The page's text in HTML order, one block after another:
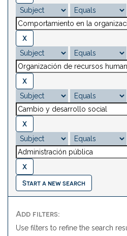
Start a new search
Add filters:
Use filters to refine the search